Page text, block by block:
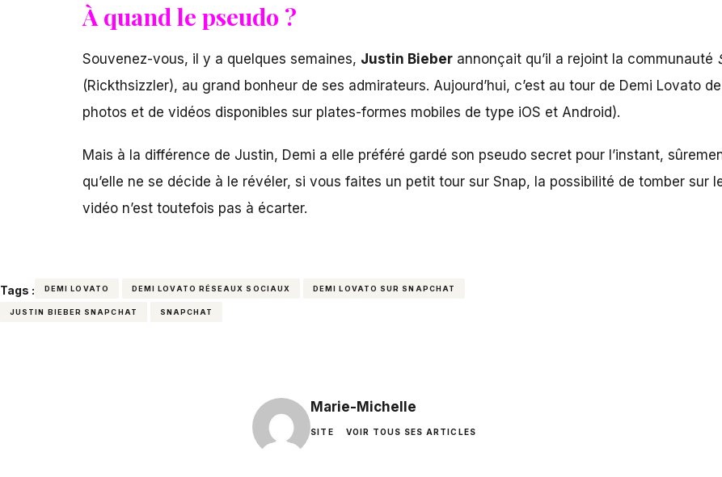
À quand le pseudo ?
Souvenez-vous, il y a quelques semaines, Justin Bieber annonçait qu’il a rejoint la communauté
(Rickthsizzler), au grand bonheur de ses admirateurs. Aujourd’hui, c’est au tour de Demi Lovato
photos et de vidéos disponibles sur plates-formes mobiles de type iOS et Android).
Mais à la différence de Justin, Demi a elle préféré gardé son pseudo secret pour l’instant,
qu’elle ne se décide à le révéler, si vous faites un petit tour sur Snap, la possibilité de tomber sur
vidéo n’est toutefois pas à écarter.
Tags : DEMI LOVATO DEMI LOVATO RÉSEAUX SOCIAUX DEMI LOVATO SUR SNAPCHAT
JUSTIN BIEBER SNAPCHAT SNAPCHAT
Marie-Michelle
SITE VOIR TOUS SES ARTICLES